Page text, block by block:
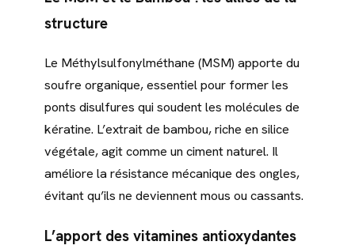
structure
Le Méthylsulfonylméthane (MSM) apporte du
soufre organique, essentiel pour former les
ponts disulfures qui soudent les molécules de
kératine. L’extrait de bambou, riche en silice
végétale, agit comme un ciment naturel. Il
améliore la résistance mécanique des ongles,
évitant qu’ils ne deviennent mous ou cassants.
L’apport des vitamines antioxydantes